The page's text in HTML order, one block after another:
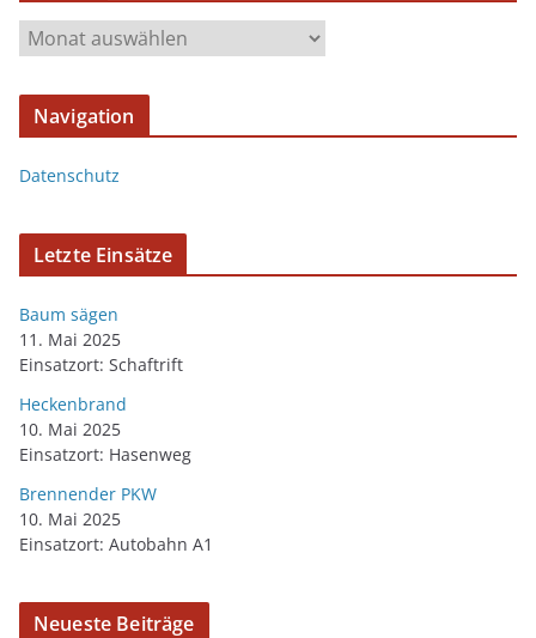
Navigation
Datenschutz
Letzte Einsätze
Baum sägen
11. Mai 2025
Einsatzort: Schaftrift
Heckenbrand
10. Mai 2025
Einsatzort: Hasenweg
Brennender PKW
10. Mai 2025
Einsatzort: Autobahn A1
Neueste Beiträge